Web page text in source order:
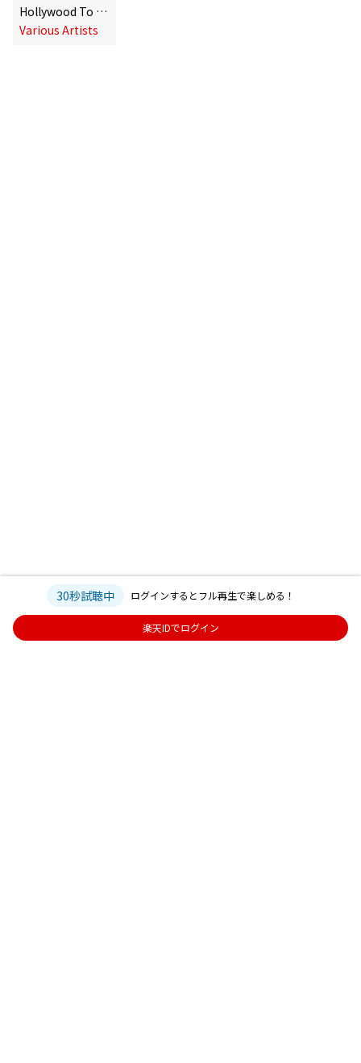
Hollywood To Hialeah
Various Artists
30秒試聴中 ログインするとフル再生で楽しめる！
楽天IDでログイン